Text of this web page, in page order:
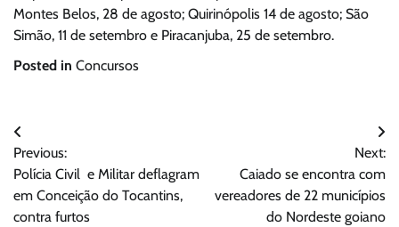
Montes Belos, 28 de agosto; Quirinópolis 14 de agosto; São
Simão, 11 de setembro e Piracanjuba, 25 de setembro.
Posted in Concursos
Navegação
de
Post
Previous:
Polícia Civil e Militar deflagram
em Conceição do Tocantins,
contra furtos
Next:
Caiado se encontra com
vereadores de 22 municípios
do Nordeste goiano